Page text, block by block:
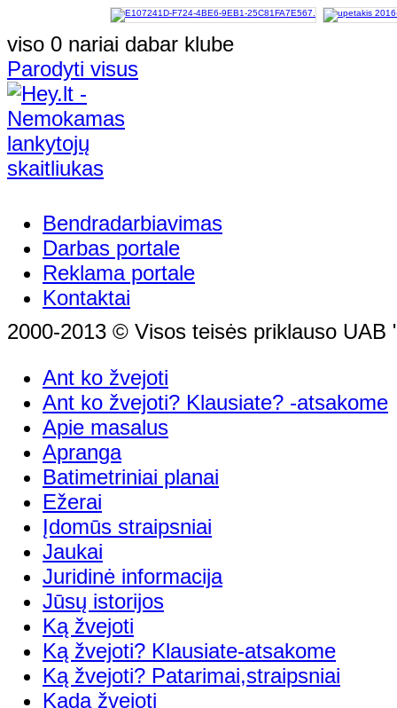
viso 0 nariai dabar klube
Parodyti visus
Bendradarbiavimas
Darbas portale
Reklama portale
Kontaktai
2000-2013 © Visos teisės priklauso UAB
Ant ko žvejoti
Ant ko žvejoti? Klausiate? -atsakome
Apie masalus
Apranga
Batimetriniai planai
Ežerai
Įdomūs straipsniai
Jaukai
Juridinė informacija
Jūsų istorijos
Ką žvejoti
Ką žvejoti? Klausiate-atsakome
Ką žvejoti? Patarimai,straipsniai
Kada žvejoti